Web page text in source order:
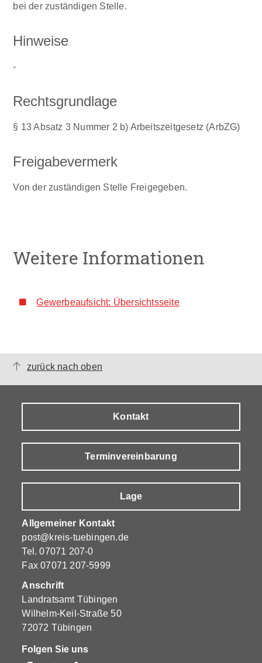
bei der zuständigen Stelle.
Hinweise
-
Rechtsgrundlage
§ 13 Absatz 3 Nummer 2 b) Arbeitszeitgesetz (ArbZG)
Freigabevermerk
Von der zuständigen Stelle Freigegeben.
Weitere Informationen
Gewerbeaufsicht: Übersichtsseite
zurück nach oben
Kontakt
Terminvereinbarung
Lage
Allgemeiner Kontakt
post@kreis-tuebingen.de
Tel.07071 207-0
Fax 07071 207-5999
Anschrift
Landratsamt Tübingen
Wilhelm-Keil-Straße 50
72072 Tübingen
Folgen Sie uns